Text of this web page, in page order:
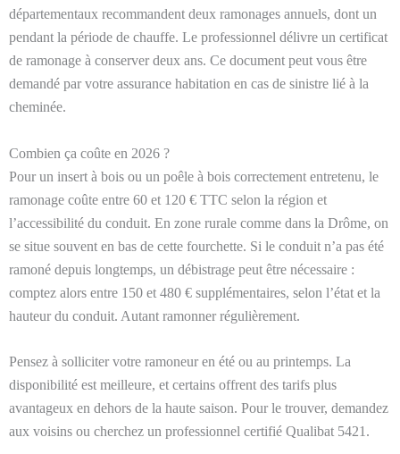
départementaux recommandent deux ramonages annuels, dont un
pendant la période de chauffe. Le professionnel délivre un certificat
de ramonage à conserver deux ans. Ce document peut vous être
demandé par votre assurance habitation en cas de sinistre lié à la
cheminée.
Combien ça coûte en 2026 ?
Pour un insert à bois ou un poêle à bois correctement entretenu, le
ramonage coûte entre 60 et 120 € TTC selon la région et
l’accessibilité du conduit. En zone rurale comme dans la Drôme, on
se situe souvent en bas de cette fourchette. Si le conduit n’a pas été
ramoné depuis longtemps, un débistrage peut être nécessaire :
comptez alors entre 150 et 480 € supplémentaires, selon l’état et la
hauteur du conduit. Autant ramonner régulièrement.
Pensez à solliciter votre ramoneur en été ou au printemps. La
disponibilité est meilleure, et certains offrent des tarifs plus
avantageux en dehors de la haute saison. Pour le trouver, demandez
aux voisins ou cherchez un professionnel certifié Qualibat 5421.